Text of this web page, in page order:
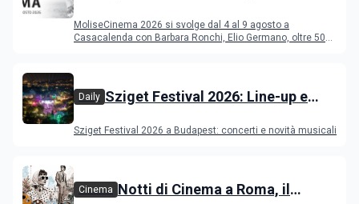
MoliseCinema 2026 si svolge dal 4 al 9 agosto a
Casacalenda con Barbara Ronchi, Elio Germano, oltre 50
Daily Sziget Festival 2026: Line-up e
Sziget Festival 2026 a Budapest: concerti e novità musicali
Cinema Notti di Cinema a Roma, il